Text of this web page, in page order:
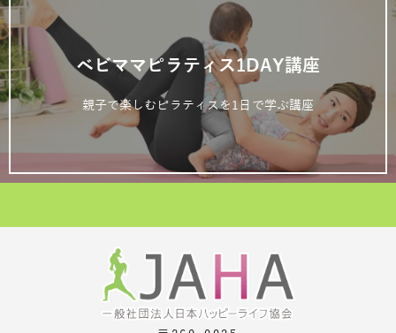
ベビママピラティス1DAY講座
親子で楽しむピラティスを1日で学ぶ講座